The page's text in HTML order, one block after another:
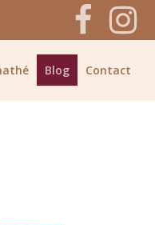
Blog Contact